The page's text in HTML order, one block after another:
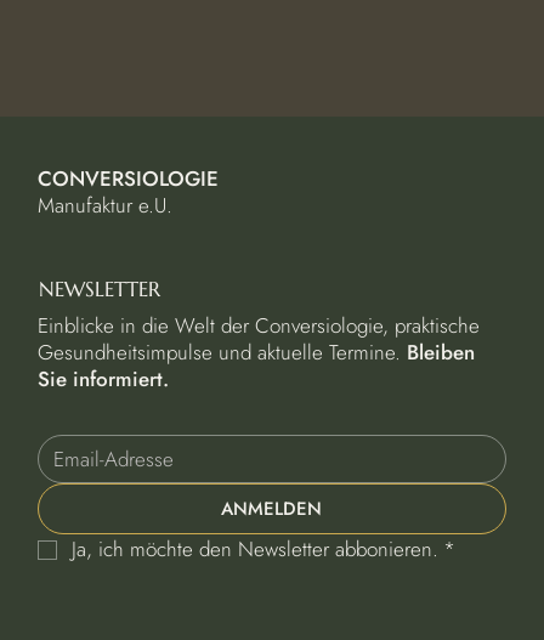
CONVERSIOLOGIE
Manufaktur e.U.
NEWSLETTER
Einblicke in die Welt der Conversiologie, praktische
Gesundheitsimpulse und aktuelle Termine. Bleiben
Sie informiert.
ANMELDEN
Ja, ich möchte den Newsletter abbonieren. *